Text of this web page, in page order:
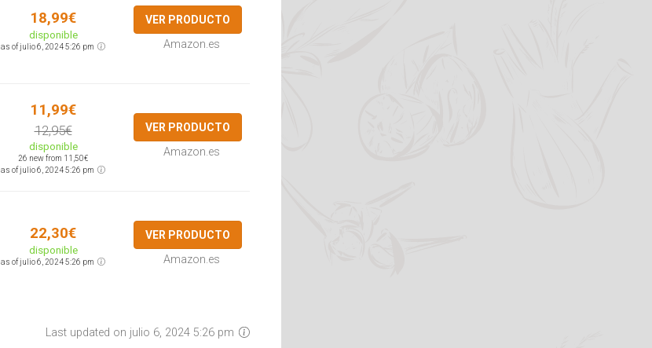
18,99€
disponible
as of julio 6, 2024 5:26 pm
VER PRODUCTO
Amazon.es
11,99€
12,95€
disponible
26 new from 11,50€
as of julio 6, 2024 5:26 pm
VER PRODUCTO
Amazon.es
22,30€
disponible
as of julio 6, 2024 5:26 pm
VER PRODUCTO
Amazon.es
Last updated on julio 6, 2024 5:26 pm